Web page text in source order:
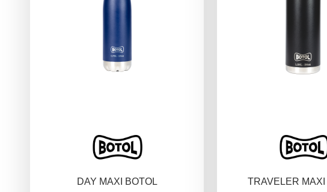
DAY MAXI BOTOL TRAVELER MAXI